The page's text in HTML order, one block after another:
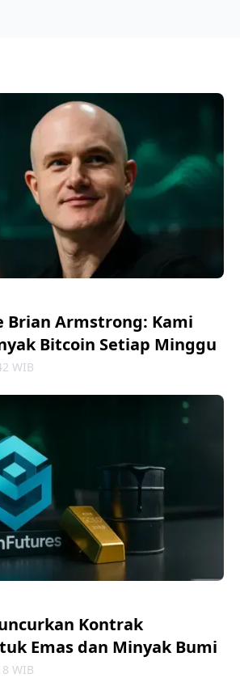
Brian Armstrong: Kami
Bitcoin Setiap Minggu
WIB
Kontrak
Emas dan Minyak Bumi
WIB